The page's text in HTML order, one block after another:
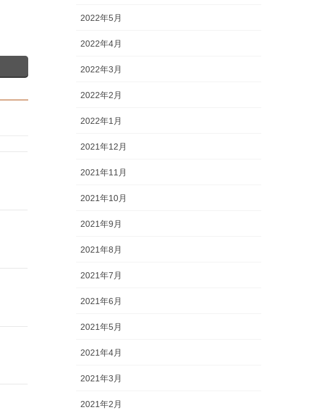
2022年5月
2022年4月
2022年3月
2022年2月
2022年1月
2021年12月
2021年11月
2021年10月
2021年9月
2021年8月
2021年7月
2021年6月
2021年5月
2021年4月
2021年3月
2021年2月